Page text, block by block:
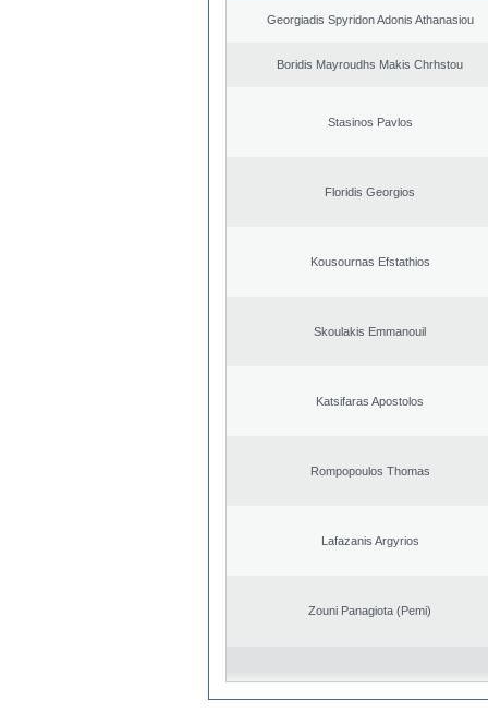
Georgiadis Spyridon Adonis Athanasiou
Boridis Mayroudhs Makis Chrhstou
Stasinos Pavlos
Floridis Georgios
Kousournas Efstathios
Skoulakis Emmanouil
Katsifaras Apostolos
Rompopoulos Thomas
Lafazanis Argyrios
Zouni Panagiota (Pemi)